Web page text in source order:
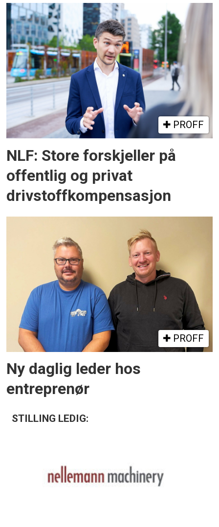
PROFF
NLF: Store forskjeller på
offentlig og privat
drivstoffkompensasjon
PROFF
Ny daglig leder hos
entreprenør
STILLING LEDIG: